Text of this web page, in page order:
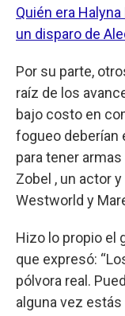
Quién era
un disparo de
Por su parte,
raíz de los
bajo costo en
fogueo deberían
para tener
Zobel , un actor
Westworld y
Hizo lo propio el
que expresó:
pólvora real.
alguna vez